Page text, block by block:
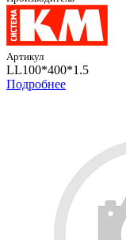
Артикул
LL100*400*1.5
Подробнее